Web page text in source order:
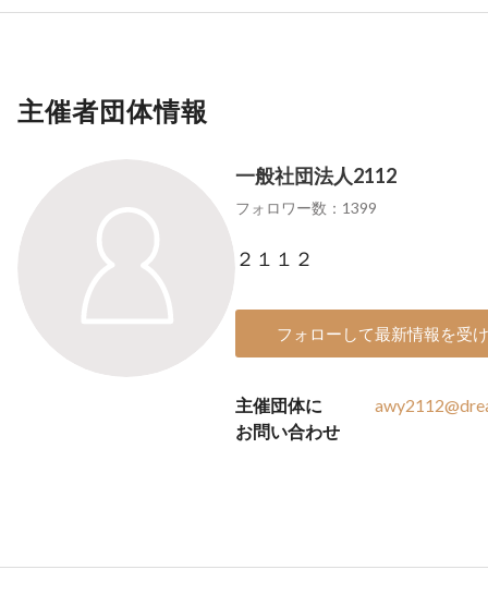
主催者団体情報
一般社団法人2112
フォロワー数：1399
２１１２
フォローして最新情報を受
主催団体に
お問い合わせ